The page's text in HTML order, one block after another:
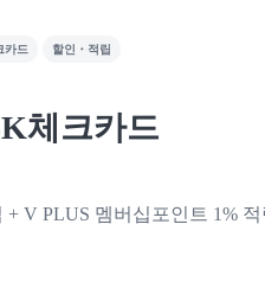
카드 할인・적립
체크카드
+ V PLUS 멤버십포인트 1%